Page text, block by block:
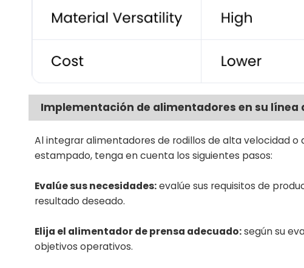
Implementación de alimentadores en su línea
Al integrar alimentadores de rodillos de alta velocidad
estampado, tenga en cuenta los siguientes pasos:
Evalúe sus necesidades:evalúe sus requisitos de
resultado deseado.
Elija el alimentador de prensa adecuado:según su
objetivos operativos.